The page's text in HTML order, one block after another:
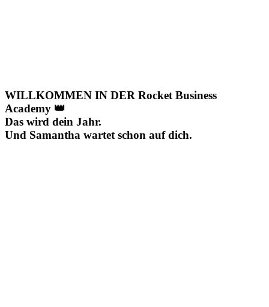
WILLKOMMEN IN DER Rocket Business
Academy 👑
Das wird dein Jahr.
Und Samantha wartet schon auf dich.